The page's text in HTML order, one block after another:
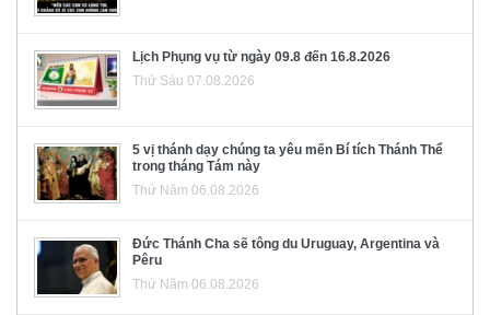
Lịch Phụng vụ từ ngày 09.8 đến 16.8.2026
Thứ Sáu 07.08.2026
5 vị thánh dạy chúng ta yêu mến Bí tích Thánh Thể
trong tháng Tám này
Thứ Năm 06.08.2026
Đức Thánh Cha sẽ tông du Uruguay, Argentina và
Pêru
Thứ Năm 06.08.2026